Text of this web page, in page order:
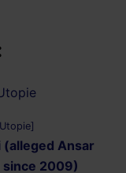
Ansar
since 2009)